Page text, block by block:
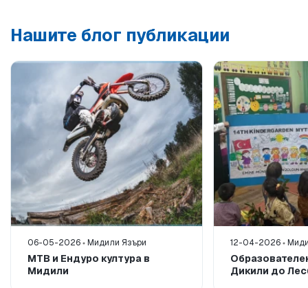
Нашите блог публикации
06-05-2026 Мидили Язъри
MTB и Ендуро култура в
Мидили
12-04-2026
Дикили до